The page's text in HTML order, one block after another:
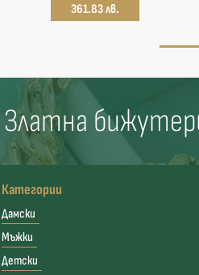
361.83 лв.
Златна
Категории
Дамски
Мъжки
Детски